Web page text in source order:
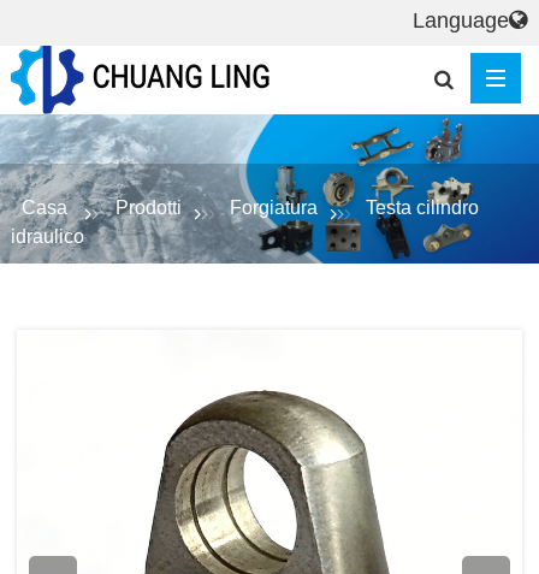
Casa Prodotti Forgiatura
Testa cilindro
idraulico
Language